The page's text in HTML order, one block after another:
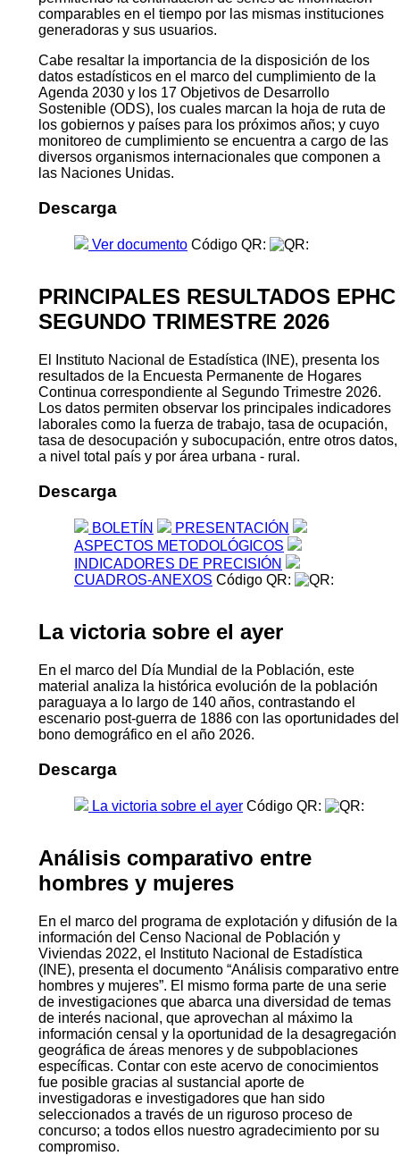
comparables en el tiempo por las mismas instituciones
generadoras y sus usuarios.
Cabe resaltar la importancia de la disposición de los
datos estadísticos en el marco del cumplimiento de la
Agenda 2030 y los 17 Objetivos de Desarrollo
Sostenible (ODS), los cuales marcan la hoja de ruta de
los gobiernos y países para los próximos años; y cuyo
monitoreo de cumplimiento se encuentra a cargo de las
diversos organismos internacionales que componen a
las Naciones Unidas.
Descarga
Ver documento Código QR:
PRINCIPALES RESULTADOS EPHC
SEGUNDO TRIMESTRE 2026
El Instituto Nacional de Estadística (INE), presenta los
resultados de la Encuesta Permanente de Hogares
Continua correspondiente al Segundo Trimestre 2026.
Los datos permiten observar los principales indicadores
laborales como la fuerza de trabajo, tasa de ocupación,
tasa de desocupación y subocupación, entre otros datos,
a nivel total país y por área urbana - rural.
Descarga
BOLETÍN
PRESENTACIÓN
ASPECTOS METODOLÓGICOS
INDICADORES DE PRECISIÓN
CUADROS-ANEXOS Código QR:
La victoria sobre el ayer
En el marco del Día Mundial de la Población, este
material analiza la histórica evolución de la población
paraguaya a lo largo de 140 años, contrastando el
escenario post-guerra de 1886 con las oportunidades del
bono demográfico en el año 2026.
Descarga
La victoria sobre el ayer Código QR:
Análisis comparativo entre
hombres y mujeres
En el marco del programa de explotación y difusión de la
información del Censo Nacional de Población y
Viviendas 2022, el Instituto Nacional de Estadística
(INE), presenta el documento “Análisis comparativo entre
hombres y mujeres”. El mismo forma parte de una serie
de investigaciones que abarca una diversidad de temas
de interés nacional, que aprovechan al máximo la
información censal y la oportunidad de la desagregación
geográfica de áreas menores y de subpoblaciones
específicas. Contar con este acervo de conocimientos
fue posible gracias al sustancial aporte de
investigadoras e investigadores que han sido
seleccionados a través de un riguroso proceso de
concurso; a todos ellos nuestro agradecimiento por su
compromiso.